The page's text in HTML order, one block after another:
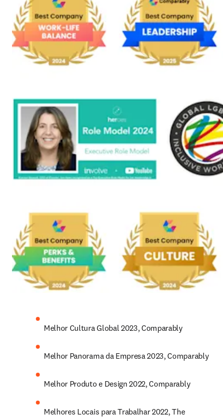
Melhor Cultura Global 2023, Comparably
Melhor Panorama da Empresa 2023, Comparably
Melhor Produto e Design 2022, Comparably
Melhores Locais para Trabalhar 2022, The